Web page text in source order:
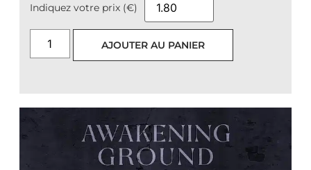
Indiquez votre prix (€)
AJOUTER AU PANIER